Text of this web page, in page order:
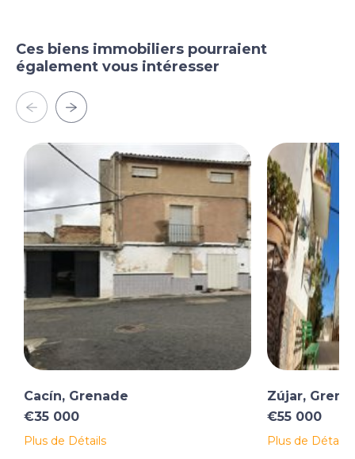
Ces biens immobiliers pourraient
également vous intéresser
Cacín, Grenade
€35 000
Plus de Détails
Zújar,
€55 000
Plus de Détails